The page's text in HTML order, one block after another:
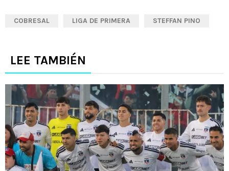
COBRESAL LIGA DE PRIMERA STEFFAN PINO
LEE TAMBIÉN